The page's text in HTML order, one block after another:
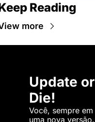
Reading
more
Update or
Die!
Você, sempre em
uma nova versão.